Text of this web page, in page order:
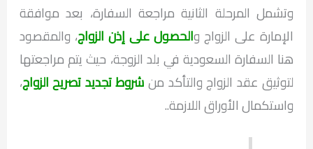
وتشمل المرحلة الثانية مراجعة السفارة، بعد موافقة
الإمارة على الزواج والحصول على إذن الزواج، والمقصود
هنا السفارة السعودية في بلد الزوجة، حيث يتم مراجعتها
لتوثيق عقد الزواج والتأكد منشروط تجديد تصريح الزواج،
واستكمال الأوراق اللازمة..